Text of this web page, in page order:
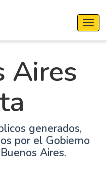
Aires
generados,
por el Gobierno
Aires.